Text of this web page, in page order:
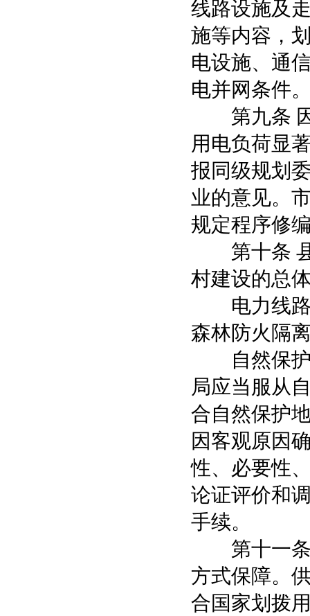
线路设施及
施等内容，
电设施、通
电并网条件
第九条 因
用电负荷显
报同级规划
业的意见。
规定程序修
第十条 县
村建设的总
电力线路
森林防火隔
自然保护
局应当服从
合自然保护
因客观原因
性、必要性
论证评价和
手续。
第十一条
方式保障。
合国家划拨